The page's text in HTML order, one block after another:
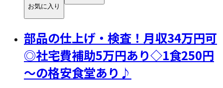
お気に入り
部品の仕上げ・検査！月収34万円可
◎社宅費補助5万円あり◇1食250円
～の格安食堂あり♪